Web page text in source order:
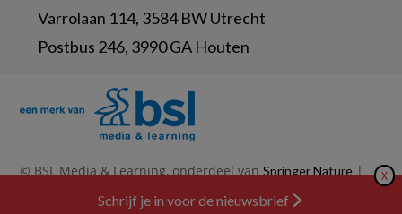
Varrolaan 114, 3584 BW Utrecht
Postbus 246, 3990 GA Houten
© BSL Media & Learning, onderdeel vanSpringer Nature| X
Schrijf je in voor de nieuwsbrief